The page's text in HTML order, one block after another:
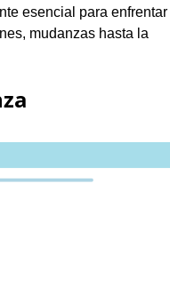
esencial para enfrentar
mudanzas hasta la